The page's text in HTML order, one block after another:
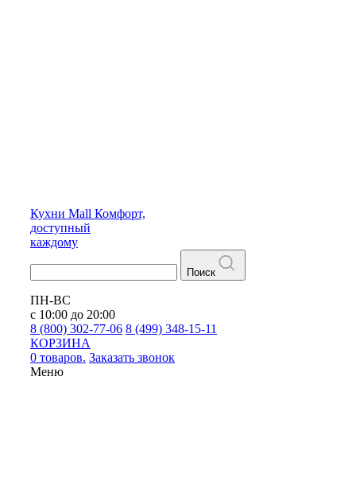
Кухни Mall Комфорт,
доступный
каждому
Поиск
ПН-ВС
с 10:00 до 20:00
8 (800) 302-77-06 8 (499) 348-15-11
КОРЗИНА
0 товаров. Заказать звонок
Меню